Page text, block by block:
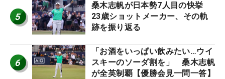
5
桑木志帆が日本勢7人目の快挙
23歳ショットメーカー、その軌
跡を振り返る
6
「お酒をいっぱい飲みたい…ウイ
スキーのソーダ割を」 桑木志帆
が全英制覇【優勝会見一問一答】